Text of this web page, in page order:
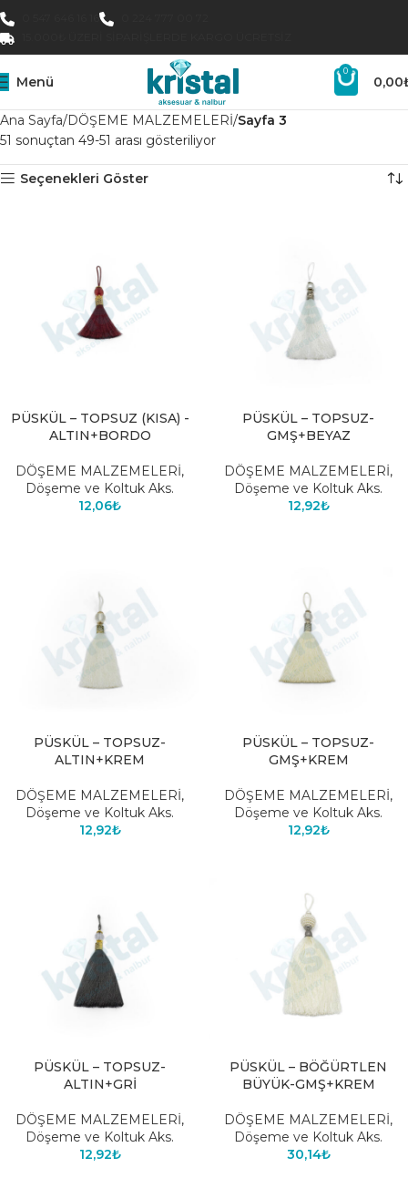
Menü
0
0,00
Ana Sayfa DÖŞEME MALZEMELERİ Sayfa 3
51 sonuçtan 49-51 arası gösteriliyor
Seçenekleri Göster
PÜSKÜL – TOPSUZ (KISA) -
ALTIN+BORDO
DÖŞEME MALZEMELERİ,
Döşeme ve Koltuk Aks.
12,06₺
PÜSKÜL – TOPSUZ-
GMŞ+BEYAZ
DÖŞEME MALZEMELERİ,
Döşeme ve Koltuk Aks.
12,92₺
PÜSKÜL – TOPSUZ-
ALTIN+KREM
DÖŞEME MALZEMELERİ,
Döşeme ve Koltuk Aks.
12,92₺
PÜSKÜL – TOPSUZ-
GMŞ+KREM
DÖŞEME MALZEMELERİ,
Döşeme ve Koltuk Aks.
12,92₺
PÜSKÜL – TOPSUZ-
ALTIN+GRİ
DÖŞEME MALZEMELERİ,
Döşeme ve Koltuk Aks.
12,92₺
PÜSKÜL – BÖĞÜRTLEN
BÜYÜK-GMŞ+KREM
DÖŞEME MALZEMELERİ,
Döşeme ve Koltuk Aks.
30,14₺